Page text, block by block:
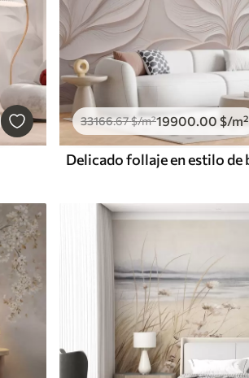
33166.67$/m²19900.00 $/m²